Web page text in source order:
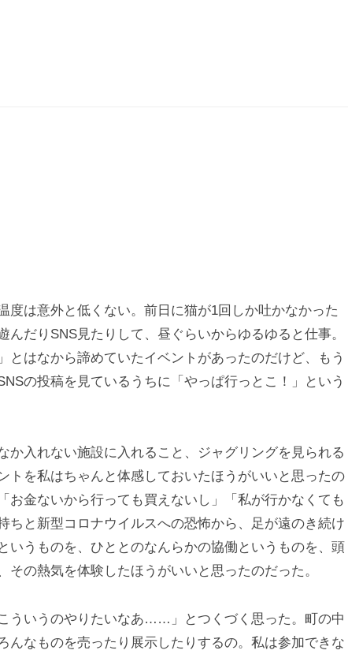
度は意外と低くない。前日に猫が1回しか吐かなかった
だりSNS見たりして、昼ぐらいからゆるゆると仕事。
はなから諦めていたイベントがあったのだけど、もう
の投稿を見ているうちに「やっぱ行っとこ！」という
か入れない施設に入れること、ジャグリングを見られる
トを私はちゃんと体感しておいたほうがいいと思ったの
お金ないから行っても買えないし」「私が行かなくても
ちと新型コロナウイルスへの恐怖から、足が遠のき続け
いうものを、ひととのなんらかの協働というものを、頭
の熱気を体験したほうがいいと思ったのだった。
ういうのやりたいなあ……」とつくづく思った。町の中
んなものを売ったり展示したりするの。私は参加できな